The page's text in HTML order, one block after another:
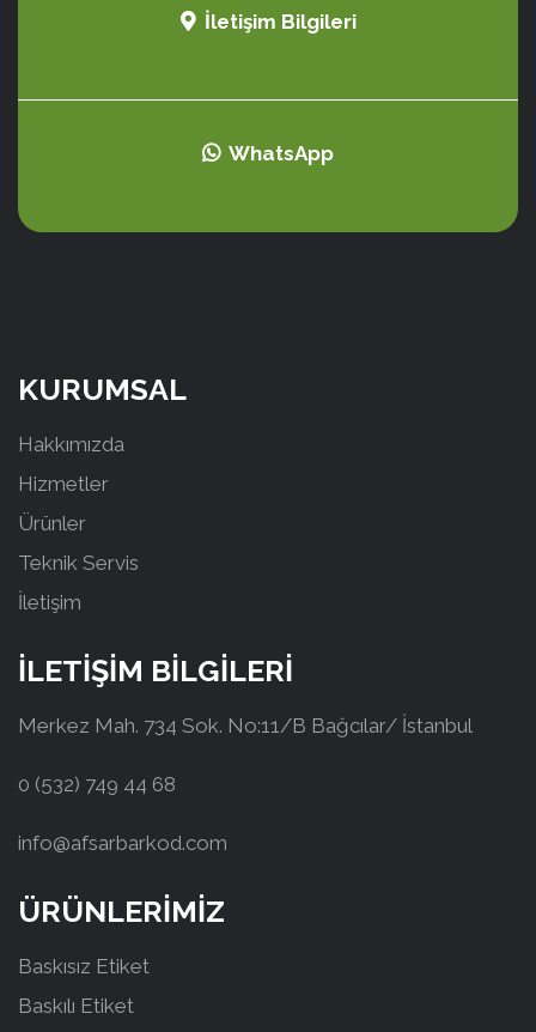
İletişim Bilgileri
WhatsApp
KURUMSAL
Hakkımızda
Hizmetler
Ürünler
Teknik Servis
İletişim
İLETİŞİM BİLGİLERİ
Merkez Mah. 734 Sok. No:11/B Bağcılar/ İstanbul
0 (532) 749 44 68
info@afsarbarkod.com
ÜRÜNLERİMİZ
Baskısız Etiket
Baskılı Etiket